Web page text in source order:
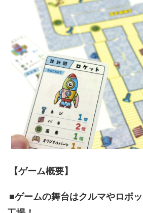
【ゲーム概要】
■ゲームの舞台はクルマやロボ